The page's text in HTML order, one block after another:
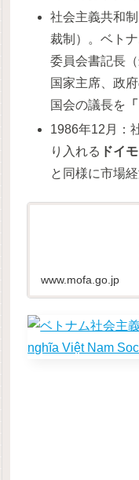
社会主義共和
裁制）。ベト
委員会書記長
国家主席、政
国会の議長を
1986年12月：
り入れる ドイ
と同様に市場
www.mofa.go.jp